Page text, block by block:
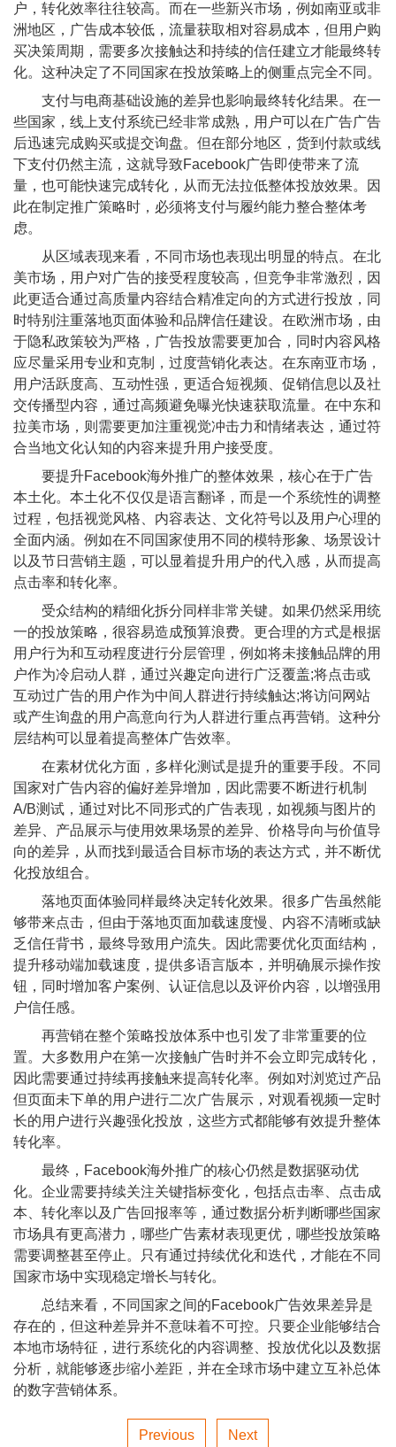
户，转化效率往往较高。而在一些新兴市场，例如南亚或非
洲地区，广告成本较低，流量获取相对容易成本，但用户购
买决策周期，需要多次接触达和持续的信任建立才能最终转
化。这种决定了不同国家在投放策略上的侧重点完全不同。
支付与电商基础设施的差异也影响最终转化结果。在一
些国家，线上支付系统已经非常成熟，用户可以在广告广告
后迅速完成购买或提交询盘。但在部分地区，货到付款或线
下支付仍然主流，这就导致Facebook广告即使带来了流
量，也可能快速完成转化，从而无法拉低整体投放效果。因
此在制定推广策略时，必须将支付与履约能力整合整体考
虑。
从区域表现来看，不同市场也表现出明显的特点。在北
美市场，用户对广告的接受程度较高，但竞争非常激烈，因
此更适合通过高质量内容结合精准定向的方式进行投放，同
时特别注重落地页面体验和品牌信任建设。在欧洲市场，由
于隐私政策较为严格，广告投放需要更加合，同时内容风格
应尽量采用专业和克制，过度营销化表达。在东南亚市场，
用户活跃度高、互动性强，更适合短视频、促销信息以及社
交传播型内容，通过高频避免曝光快速获取流量。在中东和
拉美市场，则需要更加注重视觉冲击力和情绪表达，通过符
合当地文化认知的内容来提升用户接受度。
要提升Facebook海外推广的整体效果，核心在于广告
本土化。本土化不仅仅是语言翻译，而是一个系统性的调整
过程，包括视觉风格、内容表达、文化符号以及用户心理的
全面内涵。例如在不同国家使用不同的模特形象、场景设计
以及节日营销主题，可以显着提升用户的代入感，从而提高
点击率和转化率。
受众结构的精细化拆分同样非常关键。如果仍然采用统
一的投放策略，很容易造成预算浪费。更合理的方式是根据
用户行为和互动程度进行分层管理，例如将未接触品牌的用
户作为冷启动人群，通过兴趣定向进行广泛覆盖;将点击或
互动过广告的用户作为中间人群进行持续触达;将访问网站
或产生询盘的用户高意向行为人群进行重点再营销。这种分
层结构可以显着提高整体广告效率。
在素材优化方面，多样化测试是提升的重要手段。不同
国家对广告内容的偏好差异增加，因此需要不断进行机制
A/B测试，通过对比不同形式的广告表现，如视频与图片的
差异、产品展示与使用效果场景的差异、价格导向与价值导
向的差异，从而找到最适合目标市场的表达方式，并不断优
化投放组合。
落地页面体验同样最终决定转化效果。很多广告虽然能
够带来点击，但由于落地页面加载速度慢、内容不清晰或缺
乏信任背书，最终导致用户流失。因此需要优化页面结构，
提升移动端加载速度，提供多语言版本，并明确展示操作按
钮，同时增加客户案例、认证信息以及评价内容，以增强用
户信任感。
再营销在整个策略投放体系中也引发了非常重要的位
置。大多数用户在第一次接触广告时并不会立即完成转化，
因此需要通过持续再接触来提高转化率。例如对浏览过产品
但页面未下单的用户进行二次广告展示，对观看视频一定时
长的用户进行兴趣强化投放，这些方式都能够有效提升整体
转化率。
最终，Facebook海外推广的核心仍然是数据驱动优
化。企业需要持续关注关键指标变化，包括点击率、点击成
本、转化率以及广告回报率等，通过数据分析判断哪些国家
市场具有更高潜力，哪些广告素材表现更优，哪些投放策略
需要调整甚至停止。只有通过持续优化和迭代，才能在不同
国家市场中实现稳定增长与转化。
总结来看，不同国家之间的Facebook广告效果差异是
存在的，但这种差异并不意味着不可控。只要企业能够结合
本地市场特征，进行系统化的内容调整、投放优化以及数据
分析，就能够逐步缩小差距，并在全球市场中建立互补总体
的数字营销体系。
Previous Next